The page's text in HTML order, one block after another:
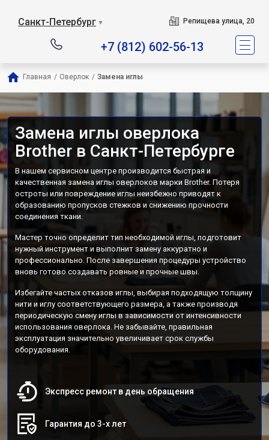
Санкт-Петербург ▼ Репищева улица, 20
+7 (812) 602-56-13
Главная / Оверлок / Замена иглы
Замена иглы оверлока
Brother в Санкт-Петербурге
В нашем сервисном центре производится быстрая и
качественная замена иглы оверлоков марки Brother. Потеря
остроты или повреждение иглы неизбежно приводят к
образованию пропусков стежков и снижению прочности
соединения ткани.
Мастер точно определит тип необходимой иглы, подготовит
нужный инструмент и выполнит замену аккуратно и
профессионально. После завершения процедуры устройство
вновь готово создавать ровные и прочные швы.
Избегайте частых отказов иглы, выбирая подходящую толщину
нити и иглу соответствующего размера, а также производя
периодическую смену иглы в зависимости от интенсивности
использования оверлока. Не забывайте, правильная
эксплуатация значительно увеличивает срок службы
оборудования.
Экспресс ремонт в день обращения
Гарантия до 3-х лет